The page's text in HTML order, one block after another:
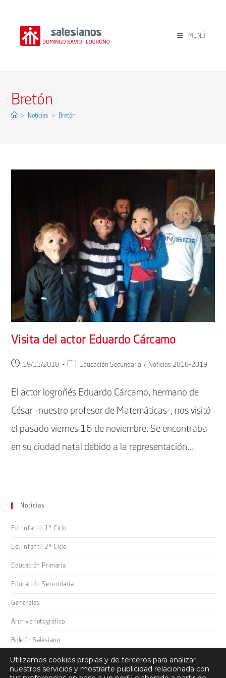
contenido
MENÚ
Bretón
> Noticias > Bretón
Visita del actor Eduardo Cárcamo
Publicación
entrada:
19/11/2018
Categoría
entrada:
Educación Secundaria / Noticias 2018-2019
El actor logroñés Eduardo Cárcamo, hermano de
César -nuestro profesor de Matemáticas-, nos visitó
el pasado viernes 16 de noviembre. Se encontraba
en su ciudad natal debido a la representación…
Noticias
Ed. Infantil 1º Ciclo
Ed. Infantil 2º Ciclo
Educación Primaria
Educación Secundaria
Generales
Archivo fotográfico
Boletín Salesiano
Utilizamos cookies propias y de terceros para analizar
nuestros servicios y mostrarte publicidad relacionada con